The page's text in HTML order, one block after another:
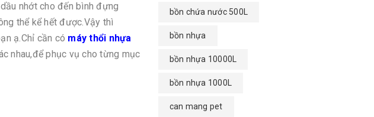
nhớt cho đến bình đựng
thể kể hết được.Vậy thì
ạ.Chỉ cần có máy thổi nhựa
nhau,để phục vụ cho từng mục
bồn chứa nước 500L
bồn nhựa
bồn nhựa 10000L
bồn nhựa 1000L
can mang pet